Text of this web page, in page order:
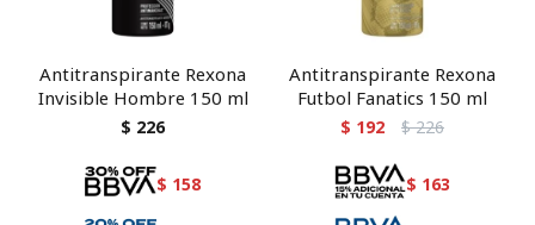
Antitranspirante Rexona
Invisible Hombre 150 ml
$ 226
$ 158
Antitranspirante Rexona
Futbol Fanatics 150 ml
$ 192 $ 226
$ 163